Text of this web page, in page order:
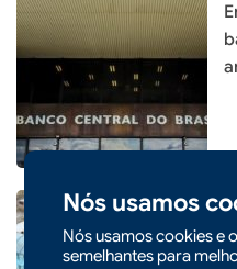
Nós usamos
Nós usamos cookies e
semelhantes para